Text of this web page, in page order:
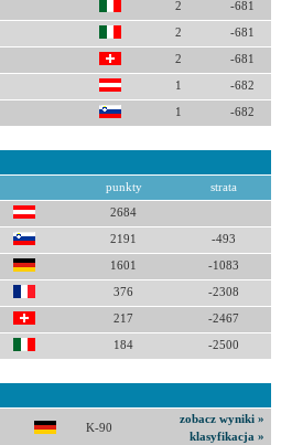
2 -681
2 -681
2 -681
1 -682
1 -682
punkty strata
2684
2191 -493
1601 -1083
376 -2308
217 -2467
184 -2500
K-90
zobacz wyniki »
klasyfikacja »